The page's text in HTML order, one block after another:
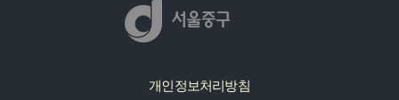
개인정보처리방침